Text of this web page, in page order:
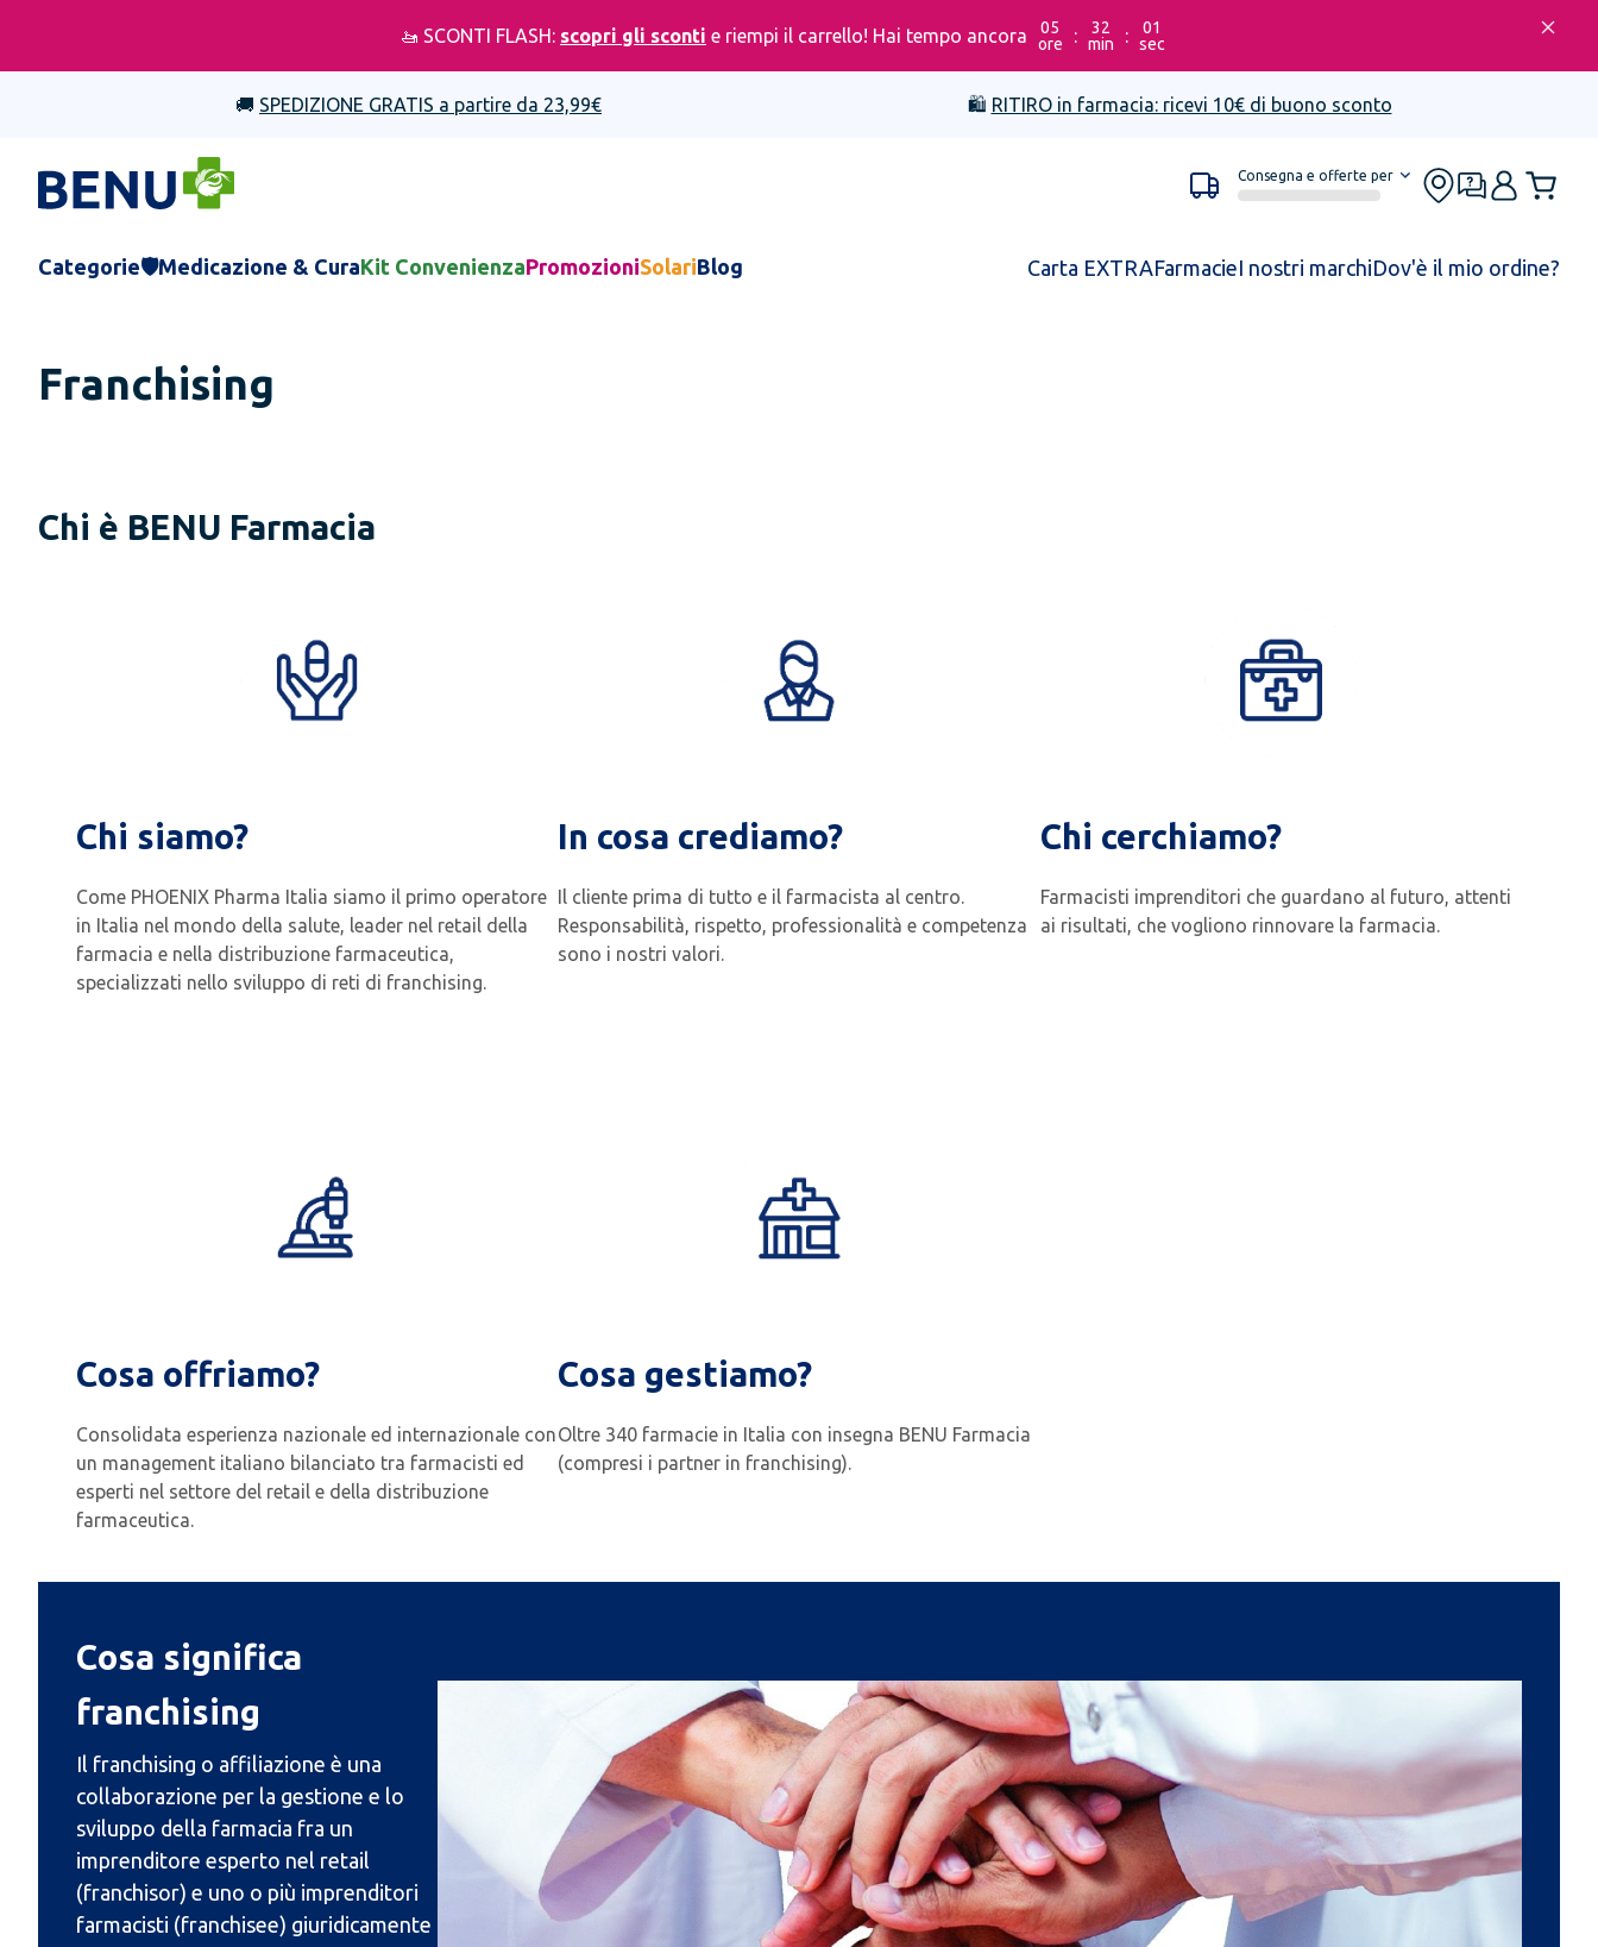
🚤 SCONTI FLASH: scopri gli sconti e riempi il carrello! Hai tempo ancora
05
ore
:
32
min
:
01
sec
🚚 SPEDIZIONE GRATIS a partire da 23,99€ 🛍️ RITIRO in farmacia: ricevi 10€ di buono sconto
Consegna e offerte per
Categorie🛡️Medicazione & CuraKit ConvenienzaPromozioniSolariBlog Carta EXTRAFarmacieI nostri marchiDov'è il mio ordine?
Franchising
Chi è BENU Farmacia
Chi siamo?
Come PHOENIX Pharma Italia siamo il primo operatore
in Italia nel mondo della salute, leader nel retail della
farmacia e nella distribuzione farmaceutica,
specializzati nello sviluppo di reti di franchising.
In cosa crediamo?
Il cliente prima di tutto e il farmacista al centro.
Responsabilità, rispetto, professionalità e competenza
sono i nostri valori.
Chi cerchiamo?
Farmacisti imprenditori che guardano al futuro, attenti
ai risultati, che vogliono rinnovare la farmacia.
Cosa offriamo?
Consolidata esperienza nazionale ed internazionale con
un management italiano bilanciato tra farmacisti ed
esperti nel settore del retail e della distribuzione
farmaceutica.
Cosa gestiamo?
Oltre 340 farmacie in Italia con insegna BENU Farmacia
(compresi i partner in franchising).
Cosa significa
franchising
Il franchising o affiliazione è una
collaborazione per la gestione e lo
sviluppo della farmacia fra un
imprenditore esperto nel retail
(franchisor) e uno o più imprenditori
farmacisti (franchisee) giuridicamente